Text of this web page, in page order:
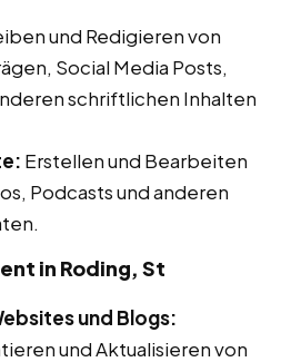
und Redigieren von
Social Media Posts,
schriftlichen Inhalten
Erstellen und Bearbeiten
Podcasts und anderen
in Roding, St
und Blogs:
und Aktualisieren von